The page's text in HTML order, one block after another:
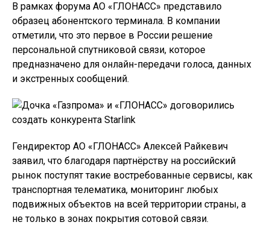
В рамках форума АО «ГЛОНАСС» представило
образец абонентского терминала. В компании
отметили, что это первое в России решение
персональной спутниковой связи, которое
предназначено для онлайн-передачи голоса, данных
и экстренных сообщений.
Гендиректор АО «ГЛОНАСС» Алексей Райкевич
заявил, что благодаря партнёрству на российский
рынок поступят такие востребованные сервисы, как
транспортная телематика, мониторинг любых
подвижных объектов на всей территории страны, а
не только в зонах покрытия сотовой связи.